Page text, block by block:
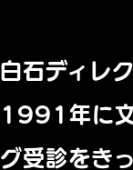
白石ディレ
1991年に文
グ受診をき